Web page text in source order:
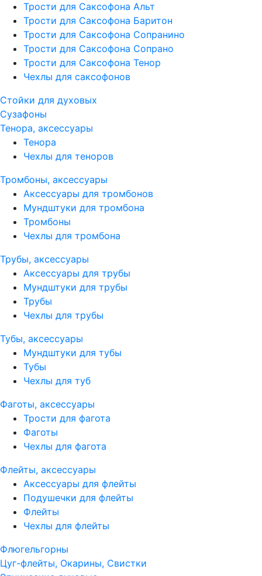
Трости для Саксофона Альт
Трости для Саксофона Баритон
Трости для Саксофона Сопранино
Трости для Саксофона Сопрано
Трости для Саксофона Тенор
Чехлы для саксофонов
Стойки для духовых
Сузафоны
Тенора, аксессуары
Тенора
Чехлы для теноров
Тромбоны, аксессуары
Аксессуары для тромбонов
Мундштуки для тромбона
Тромбоны
Чехлы для тромбона
Трубы, аксессуары
Аксессуары для трубы
Мундштуки для трубы
Трубы
Чехлы для трубы
Тубы, аксессуары
Мундштуки для тубы
Тубы
Чехлы для туб
Фаготы, аксессуары
Трости для фагота
Фаготы
Чехлы для фагота
Флейты, аксессуары
Аксессуары для флейты
Подушечки для флейты
Флейты
Чехлы для флейты
Флюгельгорны
Цуг-флейты, Окарины, Свистки